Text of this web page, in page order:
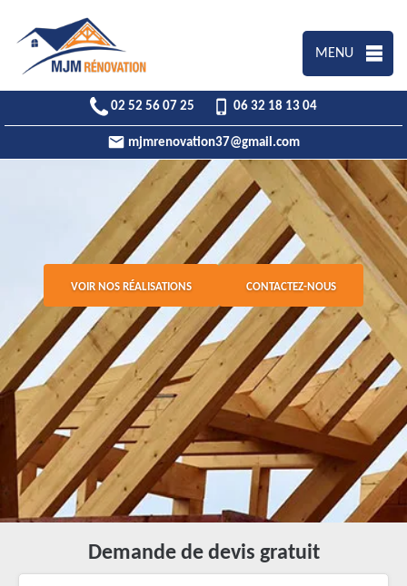
MENU
02 52 56 07 25 06 32 18 13 04
mjmrenovation37@gmail.com
VOIR NOS RÉALISATIONS CONTACTEZ-NOUS
Demande de devis gratuit